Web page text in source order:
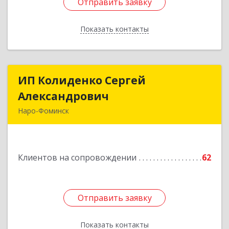
Показать контакты
Назад
ИП Колиденко Сергей
Александрович
Наро-Фоминск
Клиентов на сопровождении 62
Отправить заявку
Показать контакты
ИП Колиденко Сергей
Отправить заявку
Назад